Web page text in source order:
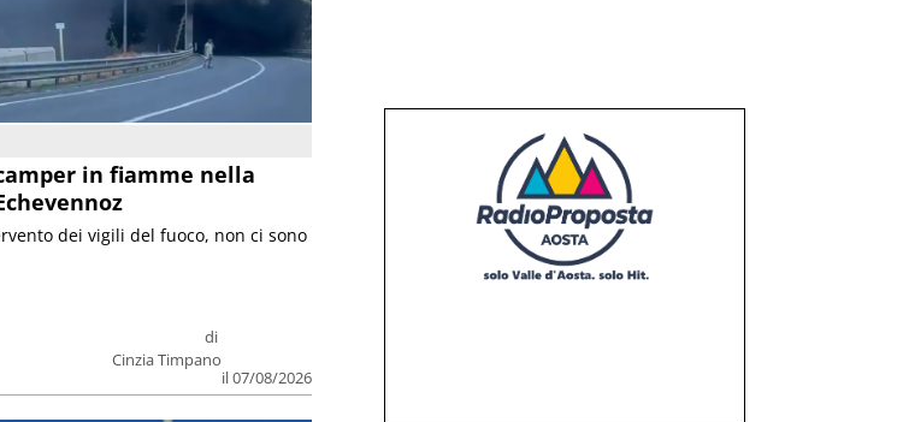
in fiamme nella
di
Cinzia Timpano
il 07/08/2026
dei vigili del fuoco, non ci sono